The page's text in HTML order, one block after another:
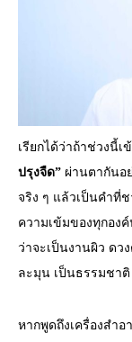
เรียกได้ว่าถ้าช่วงนี้เ
ปรุงจืด” ผ่านตากันอ
จริง ๆ แล้วเป็นคำที่
ความเข้มของทุกอง
ว่าจะเป็นงานผิว ดว
ละมุน เป็นธรรมชา
หากพูดถึงเครื่องสำ